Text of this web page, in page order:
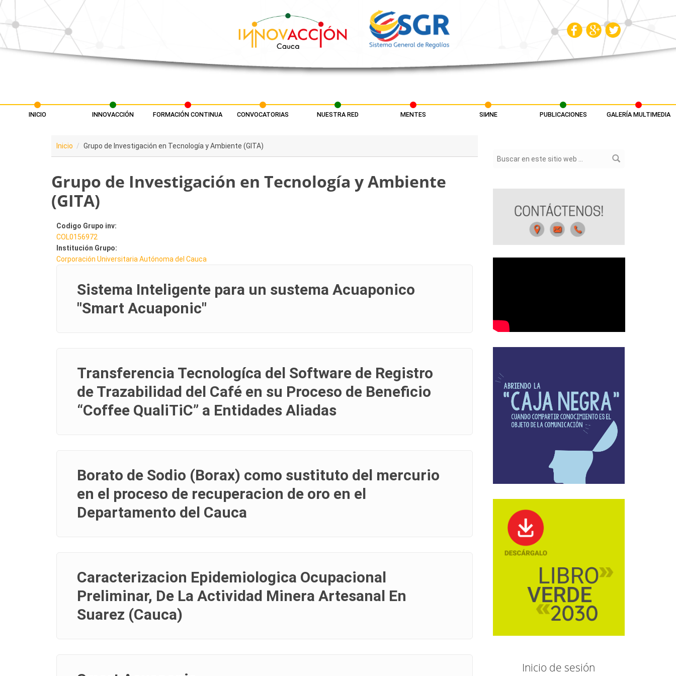
Pasar al contenido principal
INICIO INNOVACCIÓN FORMACIÓN CONTINUA CONVOCATORIAS NUESTRA RED MENTES SIИNE PUBLICACIONES GALERÍA MULTIMEDIA
Inicio Grupo de Investigación en Tecnología y Ambiente (GITA)
Grupo de Investigación en Tecnología y Ambiente
(GITA)
Codigo Grupo inv:
COL0156972
Institución Grupo:
Corporación Universitaria Autónoma del Cauca
Sistema Inteligente para un sustema Acuaponico
"Smart Acuaponic"
Transferencia Tecnologíca del Software de Registro
de Trazabilidad del Café en su Proceso de Beneficio
“Coffee QualiTiC” a Entidades Aliadas
Borato de Sodio (Borax) como sustituto del mercurio
en el proceso de recuperacion de oro en el
Departamento del Cauca
Caracterizacion Epidemiologica Ocupacional
Preliminar, De La Actividad Minera Artesanal En
Suarez (Cauca)
Formulario de búsqueda
Inicio de sesión